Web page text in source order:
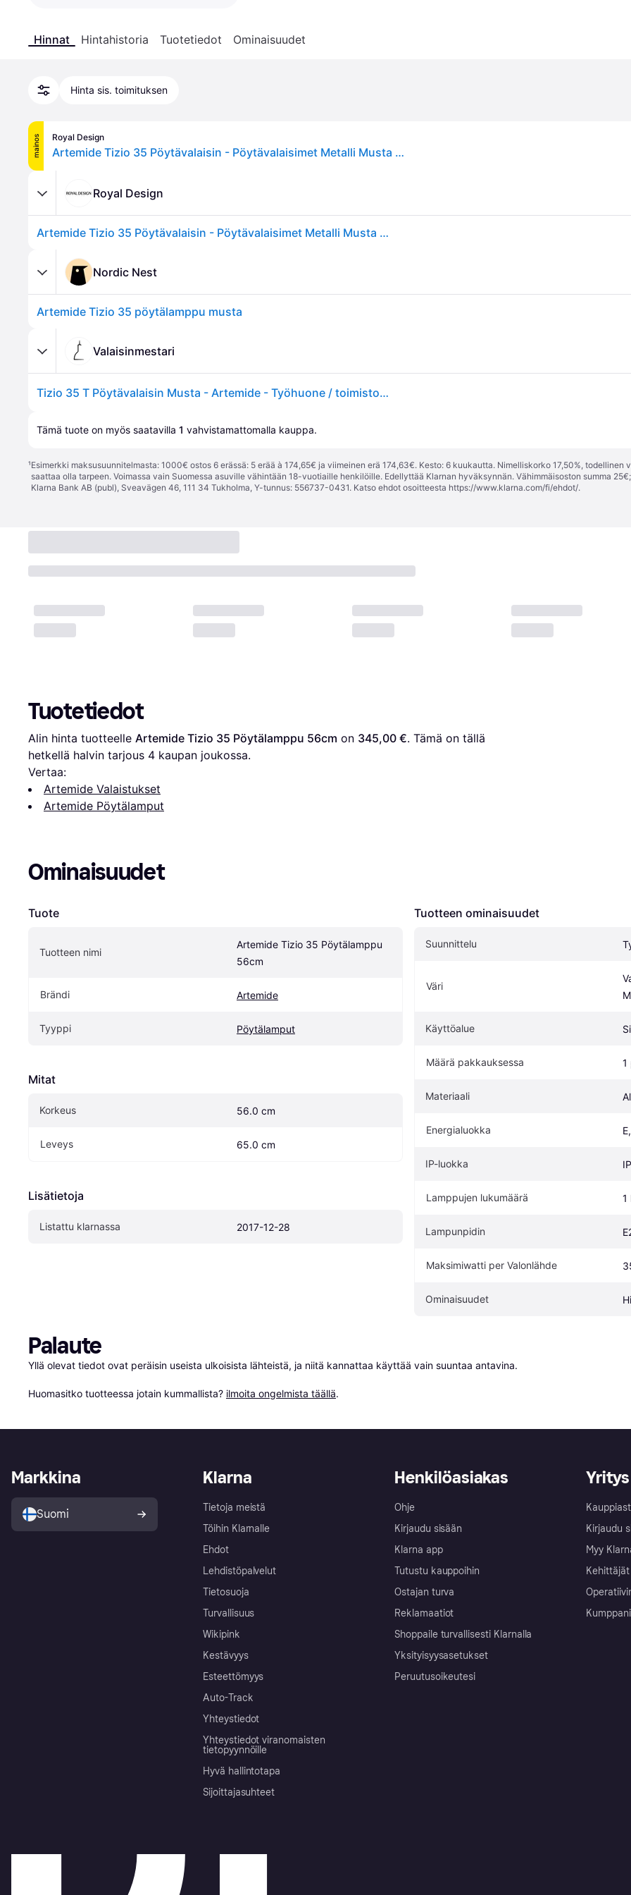
Hinnat Hintahistoria Tuotetiedot Ominaisuudet
Hinta sis. toimituksen
mainos Royal Design
Artemide Tizio 35 Pöytävalaisin - Pöytävalaisimet Metalli Musta - A005010
Royal Design
Artemide Tizio 35 Pöytävalaisin - Pöytävalaisimet Metalli Musta - A005010
Nordic Nest
Artemide Tizio 35 pöytälamppu musta
Valaisinmestari
Tizio 35 T Pöytävalaisin Musta - Artemide - Työhuone / toimisto - Design - Metalli - Yksilamppuinen
Tämä tuote on myös saatavilla 1 vahvistamattomalla kauppa.
¹Esimerkki maksusuunnitelmasta: 1000€ ostos 6 erässä: 5 erää à 174,65€ ja viimeinen erä 174,63€. Kesto: 6 kuukautta. Nimelliskorko 17,50%,
saattaa olla tarpeen. Voimassa vain Suomessa asuville vähintään 18-vuotiaille henkilöille. Edellyttää Klarnan hyväksynnän. Vähimmäisoston summa
Klarna Bank AB (publ), Sveavägen 46, 111 34 Tukholma, Y-tunnus: 556737-0431. Katso ehdot osoitteesta https://www.klarna.com/fi/ehdot/.
Tuotetiedot
Alin hinta tuotteelle Artemide Tizio 35 Pöytälamppu 56cm on 345,00 €. Tämä on tällä
hetkellä halvin tarjous 4 kaupan joukossa.
Vertaa:
Artemide Valaistukset
Artemide Pöytälamput
Ominaisuudet
Tuote
Tuotteen nimi
Artemide Tizio 35 Pöytälamppu
56cm
Brändi Artemide
Tyyppi Pöytälamput
Mitat
Korkeus 56.0 cm
Leveys 65.0 cm
Lisätietoja
Listattu klarnassa 2017-12-28
Tuotteen ominaisuudet
Suunnittelu
Väri
Käyttöalue
Määrä pakkauksessa 1
Materiaali
Energialuokka
IP-luokka
Lamppujen lukumäärä 1
Lampunpidin
Maksimiwatti per Valonlähde
Ominaisuudet
Palaute
Yllä olevat tiedot ovat peräisin useista ulkoisista lähteistä, ja niitä kannattaa käyttää vain suuntaa antavina.
Huomasitko tuotteessa jotain kummallista? ilmoita ongelmista täällä.
Klarna
Tietoja meistä
Töihin Klarnalle
Ehdot
Lehdistöpalvelut
Tietosuoja
Turvallisuus
Wikipink
Kestävyys
Esteettömyys
Auto-Track
Yhteystiedot
Yhteystiedot viranomaisten
tietopyynnöille
Hyvä hallintotapa
Sijoittajasuhteet
Henkilöasiakas
Ohje
Kirjaudu sisään
Klarna app
Tutustu kauppoihin
Ostajan turva
Reklamaatiot
Shoppaile turvallisesti Klarnalla
Yksityisyysasetukset
Peruutusoikeutesi
Yritys
Kirjaudu
Myy
Kehittäjät
Markkina
Suomi